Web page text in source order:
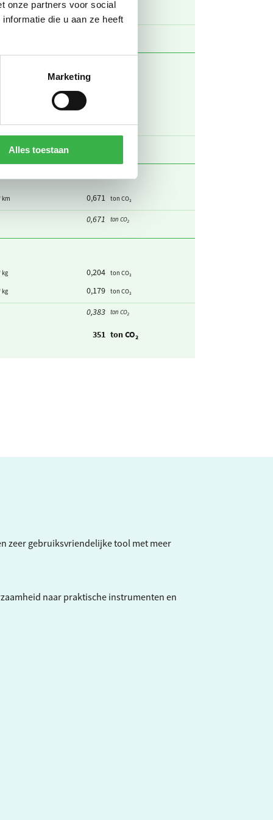
onze partners voor social
die u aan ze heeft
Marketing
Alles toestaan
personenkm 0,0394 ton CO₂
km 0,671 ton CO₂
0,671 ton CO₂
kg 0,204 ton CO₂
kg 0,179 ton CO₂
0,383 ton CO₂
351 ton CO₂
zeer gebruiksvriendelijke tool met meer
naar praktische instrumenten en